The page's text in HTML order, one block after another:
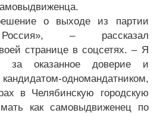
о выходе из партии
Россия», – рассказал
странице в соцсетях. – Я
за оказанное доверие и
одномандатником,
в Челябинскую городскую
как самовыдвиженец по